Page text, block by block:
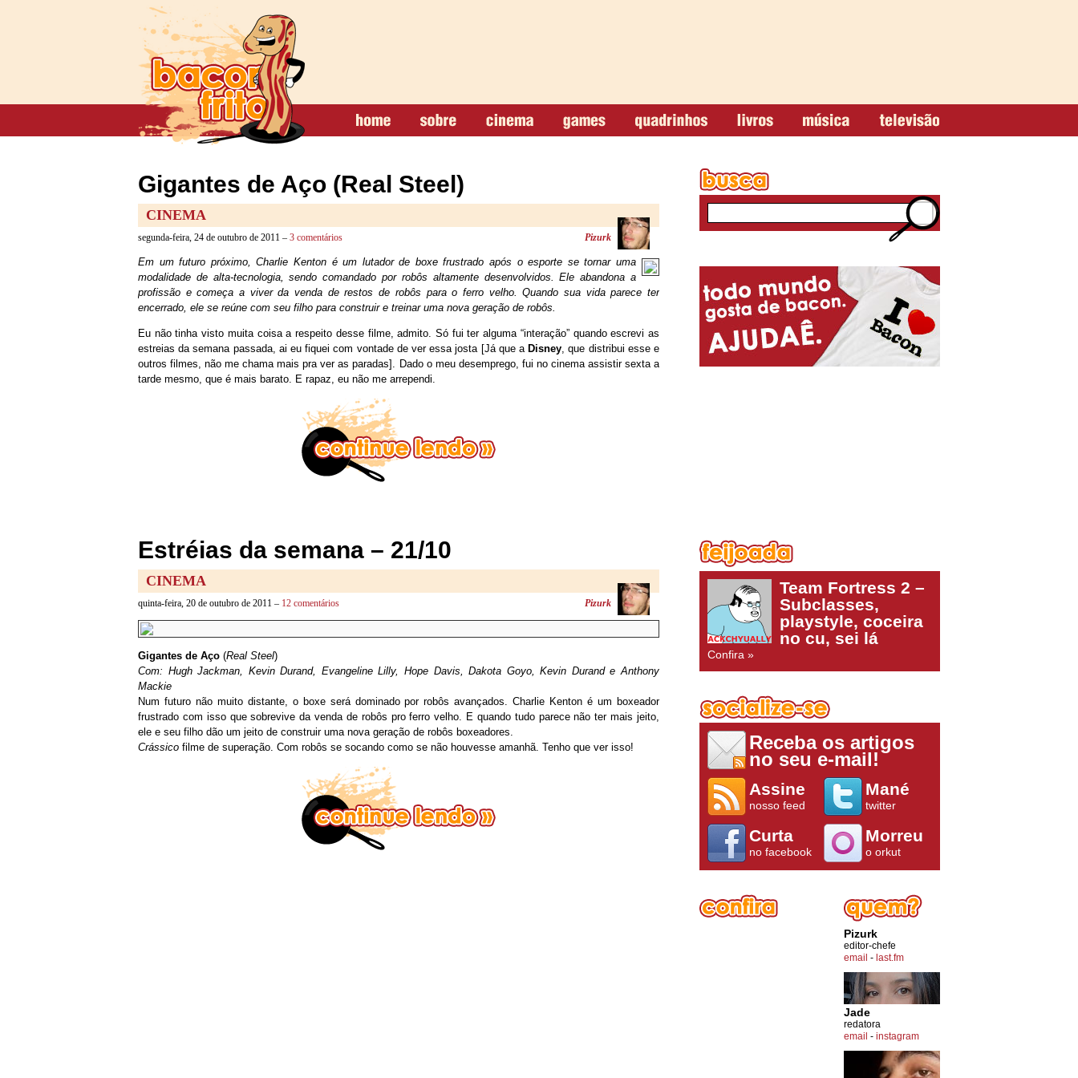
Gigantes de Aço (Real Steel)
CINEMA
segunda-feira, 24 de outubro de 2011 – 3 comentários Pizurk
Em um futuro próximo, Charlie Kenton é um lutador de boxe frustrado após o esporte se tornar uma
modalidade de alta-tecnologia, sendo comandado por robôs altamente desenvolvidos. Ele abandona a
profissão e começa a viver da venda de restos de robôs para o ferro velho. Quando sua vida parece ter
encerrado, ele se reúne com seu filho para construir e treinar uma nova geração de robôs.
Eu não tinha visto muita coisa a respeito desse filme, admito. Só fui ter alguma “interação” quando escrevi as
estreias da semana passada, ai eu fiquei com vontade de ver essa josta [Já que a Disney, que distribui esse e
outros filmes, não me chama mais pra ver as paradas]. Dado o meu desemprego, fui no cinema assistir sexta a
tarde mesmo, que é mais barato. E rapaz, eu não me arrependi.
Estréias da semana – 21/10
CINEMA
quinta-feira, 20 de outubro de 2011 – 12 comentários Pizurk
Gigantes de Aço (Real Steel)
Com: Hugh Jackman, Kevin Durand, Evangeline Lilly, Hope Davis, Dakota Goyo, Kevin Durand e Anthony
Mackie
Num futuro não muito distante, o boxe será dominado por robôs avançados. Charlie Kenton é um boxeador
frustrado com isso que sobrevive da venda de robôs pro ferro velho. E quando tudo parece não ter mais jeito,
ele e seu filho dão um jeito de construir uma nova geração de robôs boxeadores.
Crássico filme de superação. Com robôs se socando como se não houvesse amanhã. Tenho que ver isso!
Team Fortress 2 –
Subclasses,
playstyle, coceira
no cu, sei lá
Confira »
Receba os artigos
no seu e-mail!
Assine
nosso feed
Mané
twitter
Curta
no facebook
Morreu
o orkut
Pizurk
editor-chefe
email - last.fm
Jade
redatora
email - instagram